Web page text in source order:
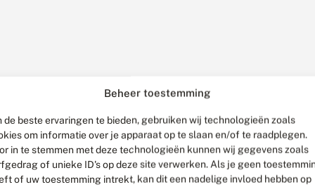
Beheer toestemming
de beste ervaringen te bieden, gebruiken wij technologieën zoals
om informatie over je apparaat op te slaan en/of te raadplegen.
in te stemmen met deze technologieën kunnen wij gegevens zoals
of unieke ID's op deze site verwerken. Als je geen
of uw toestemming intrekt, kan dit een nadelige invloed hebben op